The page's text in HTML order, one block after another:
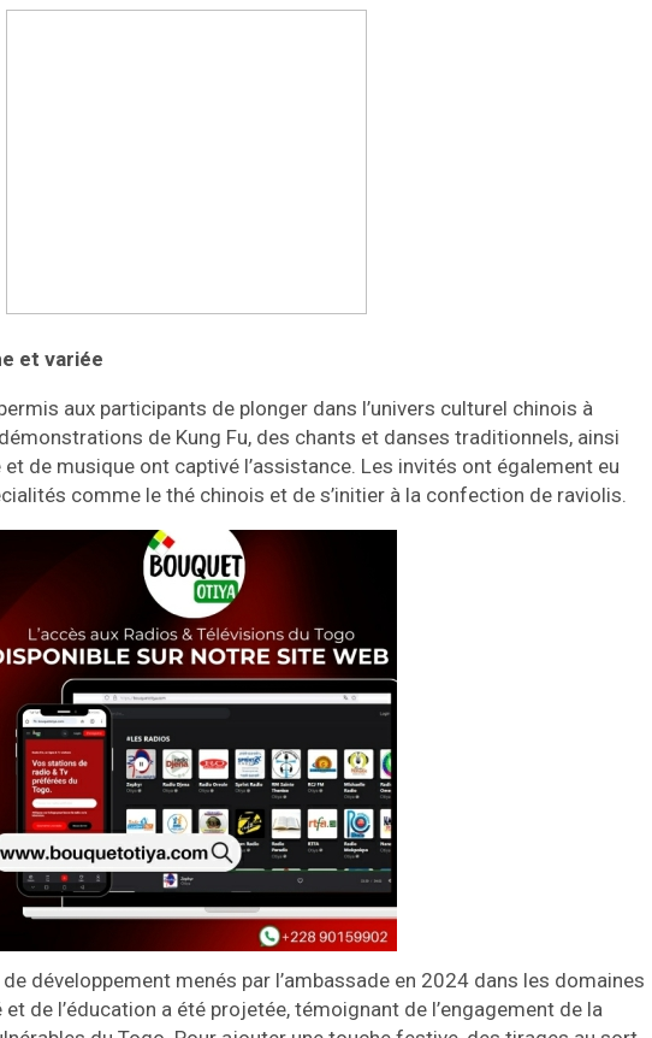
et variée
aux participants de plonger dans l’univers culturel chinois à
de Kung Fu, des chants et danses traditionnels, ainsi
de musique ont captivé l’assistance. Les invités ont également eu
comme le thé chinois et de s’initier à la confection de raviolis.
développement menés par l’ambassade en 2024 dans les domaines
de l’éducation a été projetée, témoignant de l’engagement de la